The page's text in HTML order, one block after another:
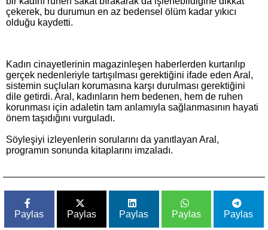
çekerek, bu durumun en az bedensel ölüm kadar yıkıcı
olduğu kaydetti.
Kadın cinayetlerinin magazinleşen haberlerden kurtarılıp
gerçek nedenleriyle tartışılması gerektiğini ifade eden Aral,
sistemin suçluları korumasına karşı durulması gerektiğini
dile getirdi. Aral, kadınların hem bedenen, hem de ruhen
korunması için adaletin tam anlamıyla sağlanmasının hayati
önem taşıdığını vurguladı.
Söyleşiyi izleyenlerin sorularını da yanıtlayan Aral,
programın sonunda kitaplarını imzaladı.
Paylas Paylas Paylas Paylas Paylas